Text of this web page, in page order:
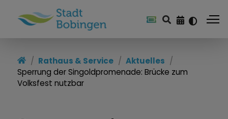
Rathaus & Service
Aktuelles
Sperrung der Singoldpromenade: Brücke zum
Volksfest nutzbar